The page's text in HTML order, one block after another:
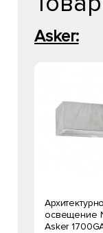
Asker:
освещение
Asker